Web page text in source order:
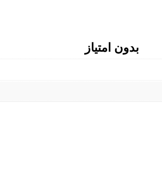
بدون امتیاز